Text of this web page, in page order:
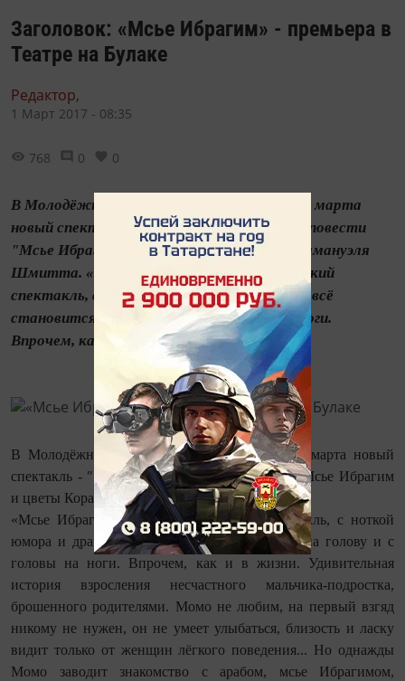
Заголовок: «Мсье Ибрагим» - премьера в
Театре на Булаке
Редактор,
1 Март 2017 - 08:35
768 0 0
В Молодёжном «Театре на Булаке» 19 и 20 марта
новый спектакль - "МСЬЕ ИБРАГИМ", по повести
"Мсье Ибрагим и цветы Корана" Эриха-Эммануэля
Шмитта. «Мсье Ибрагим» - светлый и лёгкий
спектакль, с ноткой юмора и драмы. Здесь всё
становится с ног на голову и с головы на ноги.
Впрочем, как и...
В Молодёжном «Театре на Булаке» 19 и 20 марта новый
спектакль - "МСЬЕ ИБРАГИМ", по повести "Мсье Ибрагим
и цветы Корана" Эриха-Эммануэля Шмитта.
«Мсье Ибрагим» - светлый и лёгкий спектакль, с ноткой
юмора и драмы. Здесь всё становится с ног на голову и с
головы на ноги. Впрочем, как и в жизни. Удивительная
история взросления несчастного мальчика-подростка,
брошенного родителями. Момо не любим, на первый взгяд
никому не нужен, он не умеет улыбаться, близость и ласку
видит только от женщин лёгкого поведения... Но однажды
Момо заводит знакомство с арабом, мсье Ибрагимом,